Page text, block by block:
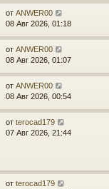
от ANWER00
08 Авг 2026, 01:18
от ANWER00
08 Авг 2026, 01:07
от ANWER00
08 Авг 2026, 00:54
от terocad179
07 Авг 2026, 21:44
от terocad179